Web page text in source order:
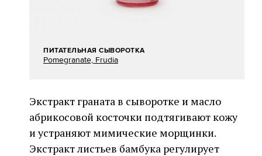
ПИТАТЕЛЬНАЯ СЫВОРОТКА
Pomegranate, Frudia
Экстракт граната в сыворотке и масло
абрикосовой косточки подтягивают кожу
и устраняют мимические морщинки.
Экстракт листьев бамбука регулирует